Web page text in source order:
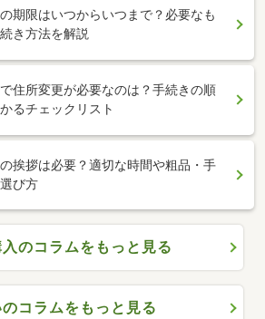
期限はいつからいつまで？必要なも
き方法を解説
住所変更が必要なのは？手続きの順
るチェックリスト
挨拶は必要？適切な時間や粗品・手
び方
のコラムをもっと見る
コラムをもっと見る